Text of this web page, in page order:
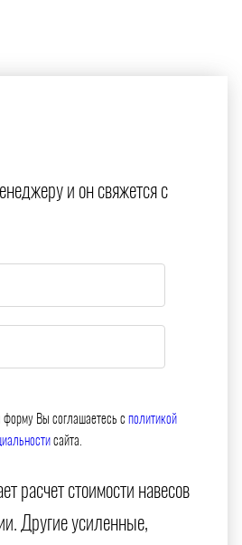
и он свяжется с
форму Вы соглашаетесь с политикой
сайта.
расчет стоимости навесов
Другие усиленные,